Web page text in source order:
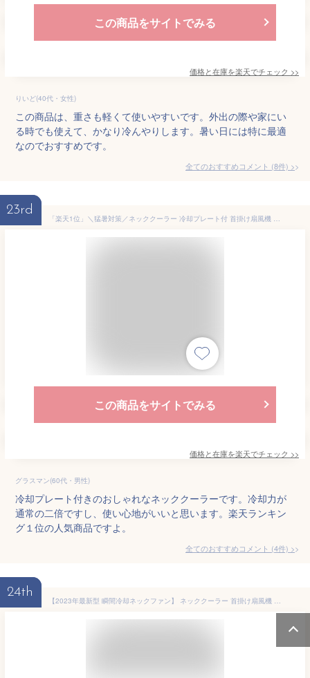
この商品をサイトでみる
価格と在庫を楽天でチェック >>
りいど(40代・女性)
この商品は、重さも軽くて使いやすいです。外出の際や家にい
る時でも使えて、かなり冷んやりします。暑い日には特に最適
なのでおすすめです。
全てのおすすめコメント (8件) >
23rd
「楽天1位」＼猛暑対策／ネッククーラー 冷却プレート付 首掛け扇風機 冷却 クール 冷感 ひんやり ペルチェ マイナスイオン 対応 除菌 空気浄化 立体冷風 2倍冷感 首かけ扇風機 くびかけ扇風機 ネックファン ハンディファン 羽根なし
この商品をサイトでみる
価格と在庫を楽天でチェック >>
グラスマン(60代・男性)
冷却プレート付きのおしゃれなネッククーラーです。冷却力が
通常の二倍ですし、使い心地がいいと思います。楽天ランキン
グ１位の人気商品ですよ。
全てのおすすめコメント (4件) >
24th
【2023年最新型 瞬間冷却ネックファン】 ネッククーラー 首掛け扇風機 羽なし Iosare 1秒急速冷却 ネックファン 瞬間冷却プレート 軽量 充電式扇風機 Type-C充電式 ペルチェ素子内蔵 半導体冷却 暑さ対策グッズ 大容量4000mAh 風量3段階 静音設計 12時間連続運転 熱中症防止 調整可能 疲れにくい ハンズフリー 両手解放 ハイキング 登山 キャンプ 家事 通勤 出張 バーベキュー 運動 花火 スポーツ観戦 日本語取扱説明書 ホワイト